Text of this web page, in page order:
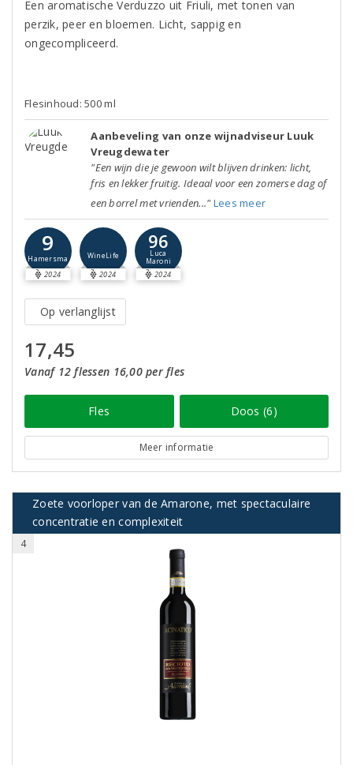
Een aromatische Verduzzo uit Friuli, met tonen van
perzik, peer en bloemen. Licht, sappig en
ongecompliceerd.
Flesinhoud: 500 ml
Aanbeveling van onze wijnadviseur Luuk
Vreugdewater
"Een wijn die je gewoon wilt blijven drinken: licht,
fris en lekker fruitig. Ideaal voor een zomerse dag of
een borrel met vrienden..." Lees meer
9
Hamersma
2024
WineLife
2024
96
Luca
Maroni
2024
Op verlanglijst
17,45
Vanaf 12 flessen 16,00 per fles
Fles Doos (6)
Meer informatie
Zoete voorloper van de Amarone, met spectaculaire
concentratie en complexiteit
4